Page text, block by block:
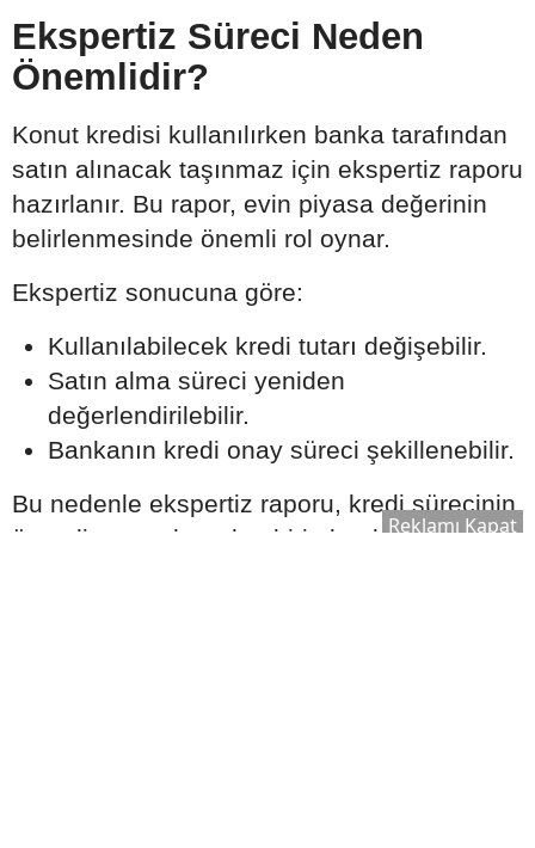
Ekspertiz Süreci Neden
Önemlidir?
Konut kredisi kullanılırken banka tarafından
satın alınacak taşınmaz için ekspertiz raporu
hazırlanır. Bu rapor, evin piyasa değerinin
belirlenmesinde önemli rol oynar.
Ekspertiz sonucuna göre:
Kullanılabilecek kredi tutarı değişebilir.
Satın alma süreci yeniden
değerlendirilebilir.
Bankanın kredi onay süreci şekillenebilir.
Bu nedenle ekspertiz raporu, kredi sürecinin
önemli aşamalarından biri olarak kabul edilir.
Reklamı Kapat